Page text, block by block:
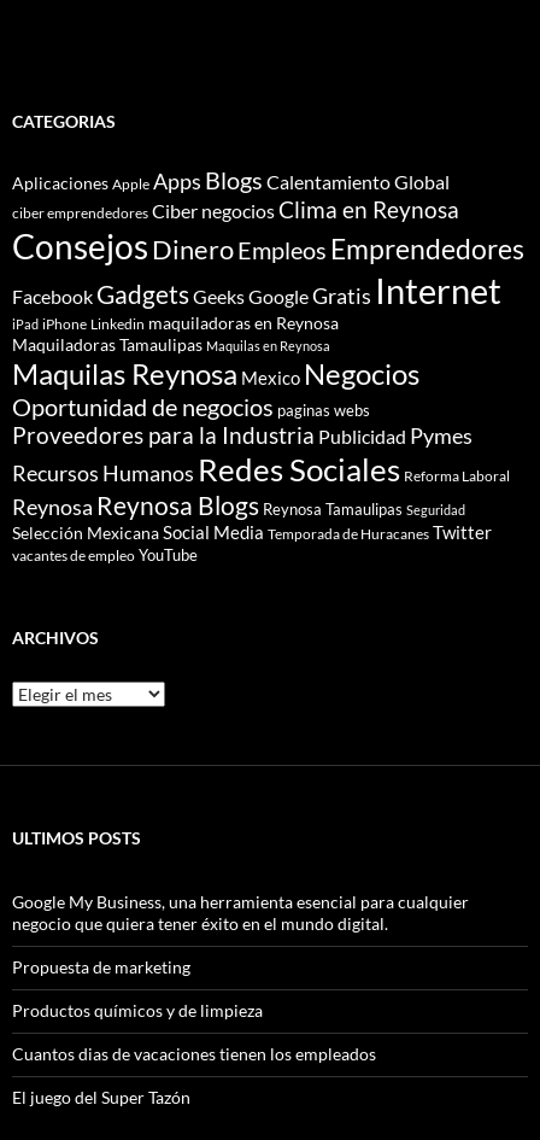
CATEGORIAS
Aplicaciones Apple Apps Blogs Calentamiento Global
ciber emprendedores Ciber negociosClima en Reynosa
ConsejosDineroEmpleos Emprendedores
Facebook GadgetsGeeksGoogleGratis Internet
iPad iPhone Linkedin maquiladoras en Reynosa
Maquiladoras Tamaulipas Maquilas en Reynosa
Maquilas Reynosa Mexico Negocios
Oportunidad de negocios paginas webs
Proveedores para la Industria Publicidad Pymes
Recursos Humanos Redes Sociales Reforma Laboral
Reynosa Reynosa Blogs Reynosa Tamaulipas Seguridad
Selección MexicanaSocial Media Temporada de Huracanes Twitter
vacantes de empleo YouTube
ARCHIVOS
Archivos
ULTIMOS POSTS
Google My Business, una herramienta esencial para cualquier
negocio que quiera tener éxito en el mundo digital.
Propuesta de marketing
Productos químicos y de limpieza
Cuantos dias de vacaciones tienen los empleados
El juego del Super Tazón